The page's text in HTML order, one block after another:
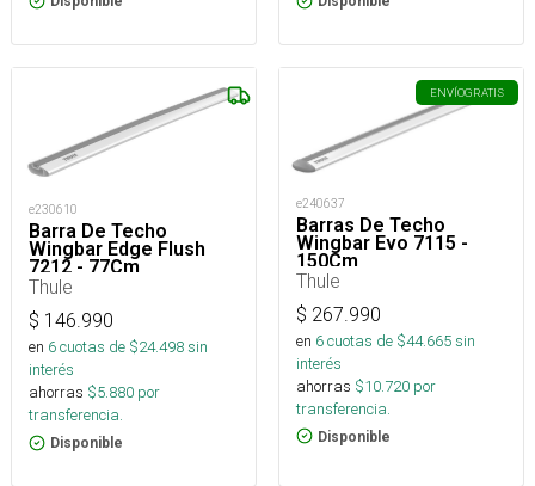
e230610
Barra De Techo
Wingbar Edge Flush
7212 - 77Cm
Thule
$ 146.990
en 6cuotas de $24.498sin
interés
ahorras $5.880 por
transferencia.
Disponible
ENVÍOGRATIS
e240637
Barras De Techo
Wingbar Evo 7115 -
150Cm
Thule
$ 267.990
en 6cuotas de $44.665sin
interés
ahorras $10.720 por
transferencia.
Disponible